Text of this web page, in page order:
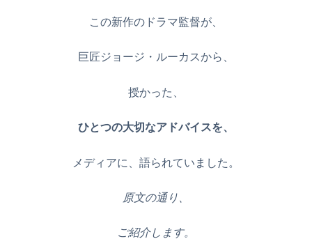
この新作のドラマ監督が、
巨匠ジョージ・ルーカスから、
授かった、
ひとつの大切なアドバイスを、
メディアに、語られていました。
原文の通り、
ご紹介します。